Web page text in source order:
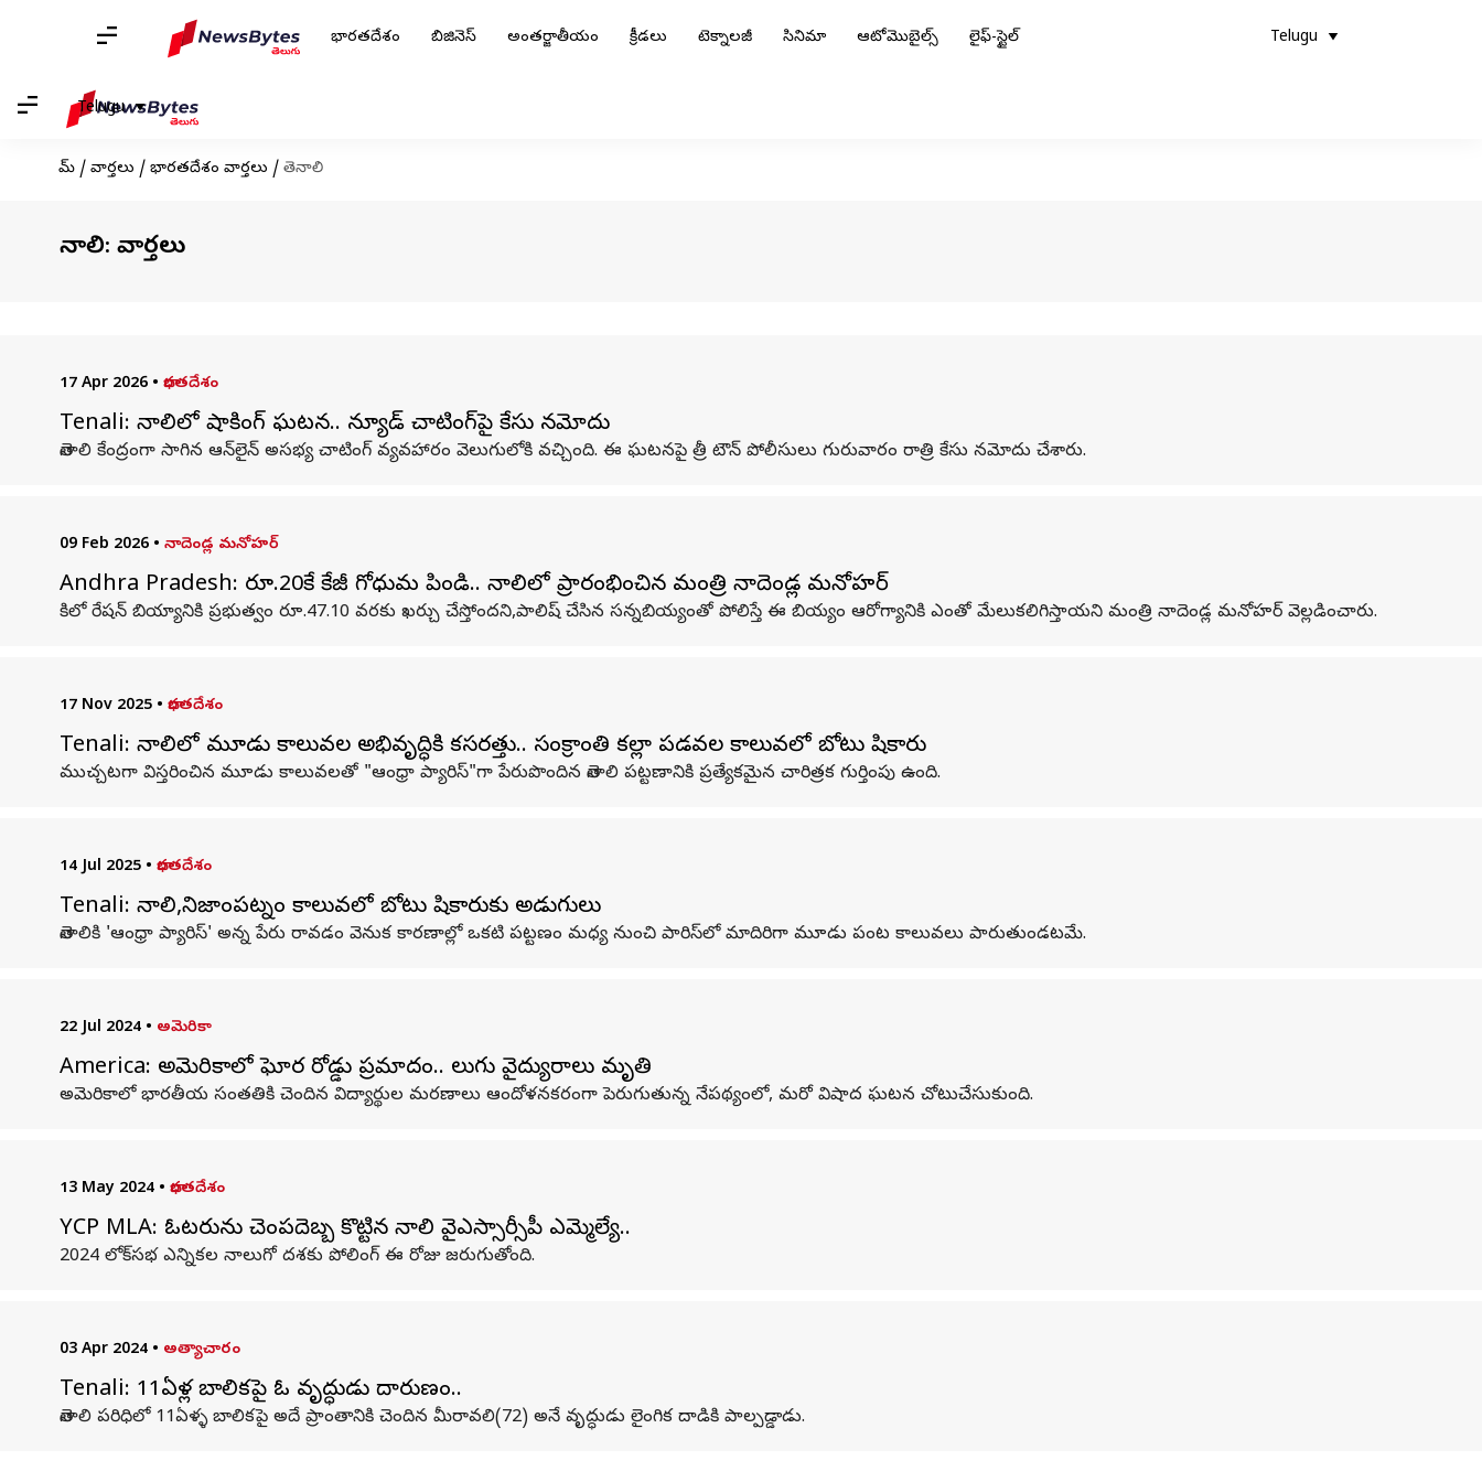
భారతదేశం బిజినెస్ అంతర్జాతీయం క్రీడలు టెక్నాలజీ సినిమా ఆటోమొబైల్స్ లైఫ్-స్టైల్ Telugu
Telugu
హోమ్ / వార్తలు / భారతదేశం వార్తలు / తెనాలి
తెనాలి: వార్తలు
17 Apr 2026 • భారతదేశం
Tenali: తెనాలిలో షాకింగ్ ఘటన.. న్యూడ్‌ చాటింగ్‌పై కేసు నమోదు
తెనాలి కేంద్రంగా సాగిన ఆన్‌లైన్‌ అసభ్య చాటింగ్‌ వ్యవహారం వెలుగులోకి వచ్చింది. ఈ ఘటనపై త్రీ టౌన్‌ పోలీసులు గురువారం రాత్రి కేసు నమోదు చేశారు.
09 Feb 2026 • నాదెండ్ల మనోహర్‌
Andhra Pradesh: రూ.20కే కేజీ గోధుమ పిండి.. తెనాలిలో ప్రారంభించిన మంత్రి నాదెండ్ల మనోహర్
కిలో రేషన్‌ బియ్యానికి ప్రభుత్వం రూ.47.10 వరకు ఖర్చు చేస్తోందని,పాలిష్‌ చేసిన సన్నబియ్యంతో పోలిస్తే ఈ బియ్యం ఆరోగ్యానికి ఎంతో మేలుకలిగిస్తాయని మంత్రి నాదెండ్ల మనోహర్ వెల్లడించారు.
17 Nov 2025 • భారతదేశం
Tenali: తెనాలిలో మూడు కాలువల అభివృద్ధికి కసరత్తు.. సంక్రాంతి కల్లా పడవల కాలువలో బోటు షికారు
ముచ్చటగా విస్తరించిన మూడు కాలువలతో "ఆంధ్రా ప్యారిస్"గా పేరుపొందిన తెనాలి పట్టణానికి ప్రత్యేకమైన చారిత్రక గుర్తింపు ఉంది.
14 Jul 2025 • భారతదేశం
Tenali: తెనాలి,నిజాంపట్నం కాలువలో బోటు షికారుకు అడుగులు
తెనాలికి 'ఆంధ్రా ప్యారిస్‌' అన్న పేరు రావడం వెనుక కారణాల్లో ఒకటి పట్టణం మధ్య నుంచి పారిస్‌లో మాదిరిగా మూడు పంట కాలువలు పారుతుండటమే.
22 Jul 2024 • అమెరికా
America: అమెరికాలో ఘోర రోడ్డు ప్రమాదం.. తెలుగు వైద్యురాలు మృతి
అమెరికాలో భారతీయ సంతతికి చెందిన విద్యార్థుల మరణాలు ఆందోళనకరంగా పెరుగుతున్న నేపథ్యంలో, మరో విషాద ఘటన చోటుచేసుకుంది.
13 May 2024 • భారతదేశం
YCP MLA: ఓటరును చెంపదెబ్బ కొట్టిన తెనాలి వైఎస్సార్సీపీ ఎమ్మెల్యే..
2024 లోక్‌సభ ఎన్నికల నాలుగో దశకు పోలింగ్ ఈ రోజు జరుగుతోంది.
03 Apr 2024 • అత్యాచారం
Tenali: 11ఏళ్ల బాలికపై ఓ వృద్ధుడు దారుణం..
తెనాలి పరిధిలో 11ఏళ్ళ బాలికపై అదే ప్రాంతానికి చెందిన మీరావలి(72) అనే వృద్ధుడు లైంగిక దాడికి పాల్పడ్డాడు.